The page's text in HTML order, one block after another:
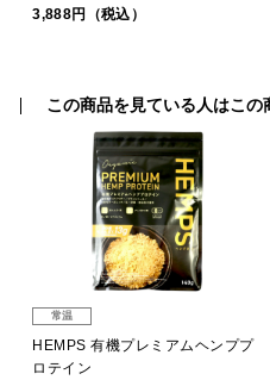
3,888円（税込）
この商品を見ている人はこの
常温
HEMPS 有機プレミアムヘンププ
ロテイン